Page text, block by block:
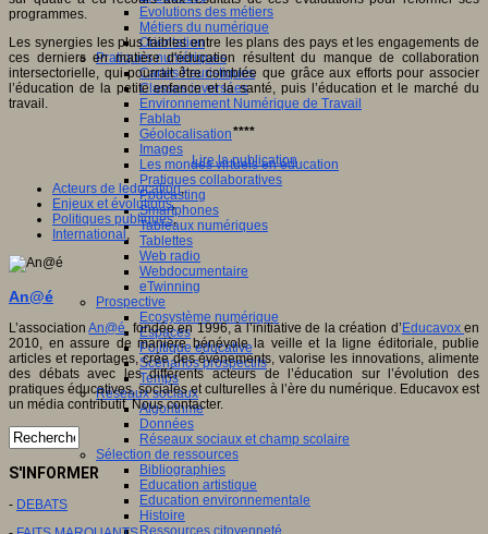
Evolutions des métiers
Métiers du numérique
Orientation
Pratiques numériques
Cartes heuristiques
Classes inversées
Environnement Numérique de Travail
Fablab
Géolocalisation
Images
Les mondes virtuels en éducation
Pratiques collaboratives
Podcasting
Smartphones
Tableaux numériques
Tablettes
Web radio
Webdocumentaire
eTwinning
Prospective
Ecosystème numérique
Espaces
Politique éducative
Scénarios prospectifs
Temps
Réseaux sociaux
Algorithme
Données
Réseaux sociaux et champ scolaire
Sélection de ressources
Bibliographies
Education artistique
Education environnementale
Histoire
Ressources citoyenneté
programmes.
Les synergies les plus faibles entre les plans des pays et les engagements de
ces derniers en matière d'éducation résultent du manque de collaboration
intersectorielle, qui pourrait être comblée que grâce aux efforts pour associer
l’éducation de la petite enfance et la santé, puis l’éducation et le marché du
travail.
****
Lire la publication
Acteurs de leducation,
Enjeux et évolutions,
Politiques publiques,
International,
An@é
L’associationAn@é, fondée en 1996, à l’initiative de la création d’ Educavoxen
2010, en assure de manière bénévole la veille et la ligne éditoriale, publie
articles et reportages, crée des événements, valorise les innovations, alimente
des débats avec les différents acteurs de l’éducation sur l’évolution des
pratiques éducatives, sociales et culturelles à l’ère du numérique. Educavox est
un média contributif. Nous contacter.
S'INFORMER
- DEBATS